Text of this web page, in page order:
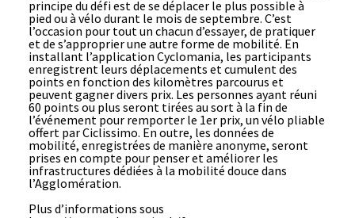
principe du défi est de se déplacer le plus possible à
pied ou à vélo durant le mois de septembre. C’est
l’occasion pour tout un chacun d’essayer, de pratiquer
et de s’approprier une autre forme de mobilité. En
installant l’application Cyclomania, les participants
enregistrent leurs déplacements et cumulent des
points en fonction des kilomètres parcourus et
peuvent gagner divers prix. Les personnes ayant réuni
60 points ou plus seront tirées au sort à la fin de
l’événement pour remporter le 1erprix, un vélo pliable
offert par Ciclissimo. En outre, les données de
mobilité, enregistrées de manière anonyme, seront
prises en compte pour penser et améliorer les
infrastructures dédiées à la mobilité douce dans
l’Agglomération.
Plus d’informations sous